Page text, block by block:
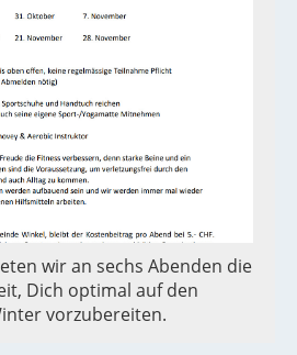
wir an sechs Abenden die
Dich optimal auf den
vorzubereiten.